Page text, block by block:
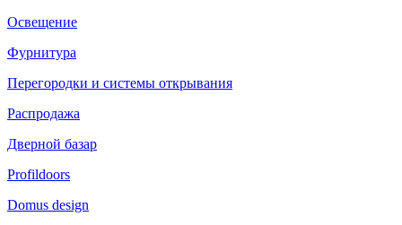
Освещение
Фурнитура
Перегородки и системы открывания
Распродажа
Дверной базар
Profildoors
Domus design